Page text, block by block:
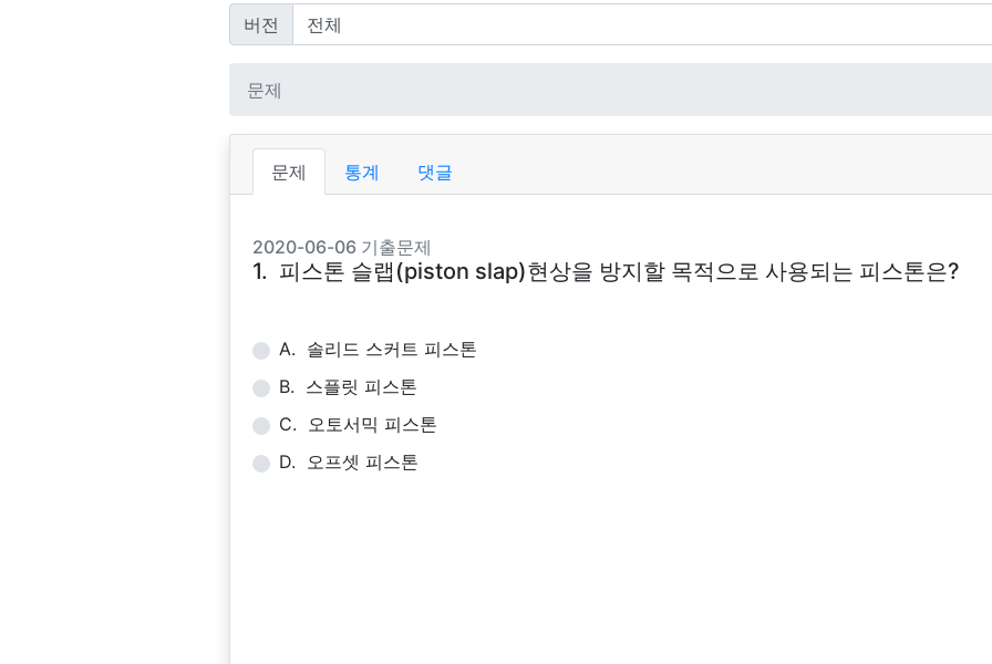
버전
문제
문제 통계 댓글
2020-06-06 기출문제
1. 피스톤 슬랩(piston slap)현상을 방지할 목적으로 사용되는 피스톤은?
A. 솔리드 스커트 피스톤
B. 스플릿 피스톤
C. 오토서믹 피스톤
D. 오프셋 피스톤